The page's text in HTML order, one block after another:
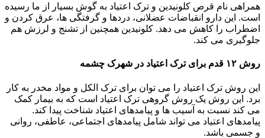
همراهی نام قرص کلونیدین و ترک اعتیاد به گوش بسیار از ما رسیده
است. این دارو انقباضات عضلانی، دردها و گرفتگی ها، عرق کردن و
اضطراب را کاهش می دهد. کلونیدین همچنین از تشنج و لرزش هم
جلوگیری می کند.
روش ۱۲ قدم برای ترک اعتیاد در شهرک چشمه
این روش ترک اعتیاد را می توان برای ترک الکل و مواد مخدر به کار
برد. این روش یک روش گروهی ترک اعتیاد است که به بیمار کمک
می کند نسبت به آسیب ها و پیامدهای اعتیاد شناخت پیدا کند.
پیامدهای اعتیاد می تواند شامل پیامدهای اجتماعی، عاطفی، روانی
و جسمی باشد.